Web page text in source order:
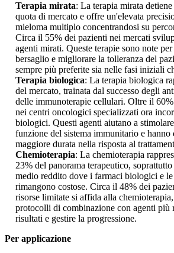
Terapia mirata: La terapia mirata
quota di mercato e offre un'elevata
mieloma multiplo concentrandosi su
Circa il 55% dei pazienti nei mercati
agenti mirati. Queste terapie sono note
bersaglio e migliorare la tolleranza del
sempre più preferite sia nelle fasi iniziali
Terapia biologica: La terapia biologica
del mercato, trainata dal successo degli
delle immunoterapie cellulari. Oltre il
nei centri oncologici specializzati ora
biologici. Questi agenti aiutano a
funzione del sistema immunitario e hanno
maggiore durata nella risposta al
Chemioterapia: La chemioterapia
23% del panorama terapeutico,
medio reddito dove i farmaci biologici e le
rimangono costose. Circa il 48% dei
risorse limitate si affida alla
protocolli di combinazione con agenti più
risultati e gestire la progressione.
Per applicazione